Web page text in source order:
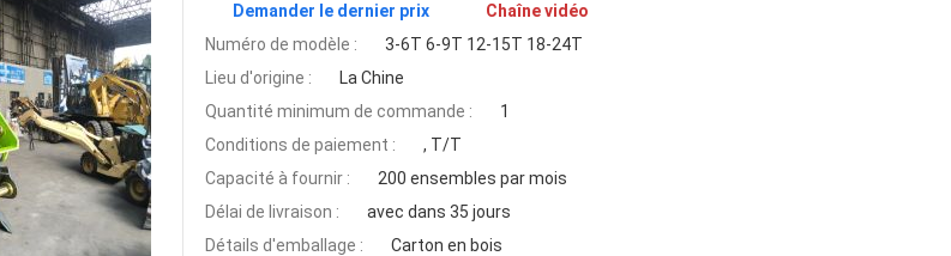
Demander le dernier prix
Chaîne vidéo
Numéro de modèle :
3-6T 6-9T 12-15T 18-24T
Lieu d'origine :
La Chine
Quantité minimum de commande :
1
Conditions de paiement :
, T/T
Capacité à fournir :
200 ensembles par mois
Délai de livraison :
avec dans 35 jours
Détails d'emballage :
Carton en bois